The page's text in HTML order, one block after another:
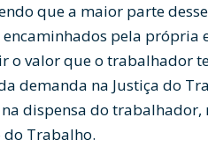
que a maior parte
pela própria
o valor que o trabalhador
demanda na Justiça do
dispensa do
Trabalho.